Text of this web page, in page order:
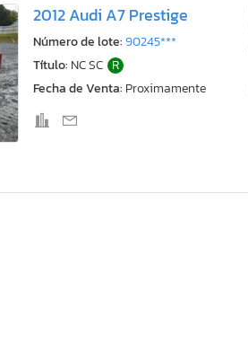
2012 Audi A7 Prestige
Número de lote:90245***
Título: NC SC R
Fecha de Venta: Proximamente